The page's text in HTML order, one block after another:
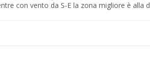
da N-E la zona migliore è quella 'DEL GRANSO STANCO', mentre con vento da S-E la zona migliore